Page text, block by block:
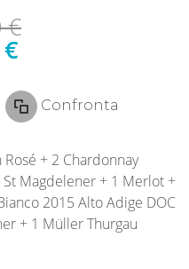
€
Confronta
+ 2 Chardonnay
Magdelener + 1 Merlot +
2015 Alto Adige DOC
+ 1 Müller Thurgau